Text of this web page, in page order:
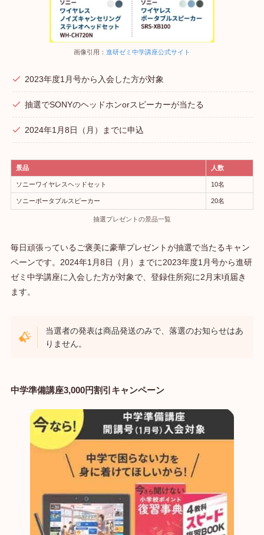
画像引用： 進研ゼミ中学講座公式サイト
2023年度1月号から入会した方が対象
抽選でSONYのヘッドホンorスピーカーが当たる
2024年1月8日（月）までに申込
景品 人数
ソニーワイヤレスヘッドセット 10名
ソニーポータブルスピーカー 20名
抽選プレゼントの景品一覧
毎日頑張っているご褒美に豪華プレゼントが抽選で当たるキャン
ペーンです。2024年1月8日（月）までに2023年度1月号から進研
ゼミ中学講座に入会した方が対象で、登録住所宛に2月末頃届き
ます。
当選者の発表は商品発送のみで、落選のお知らせはあ
りません。
中学準備講座3,000円割引キャンペーン